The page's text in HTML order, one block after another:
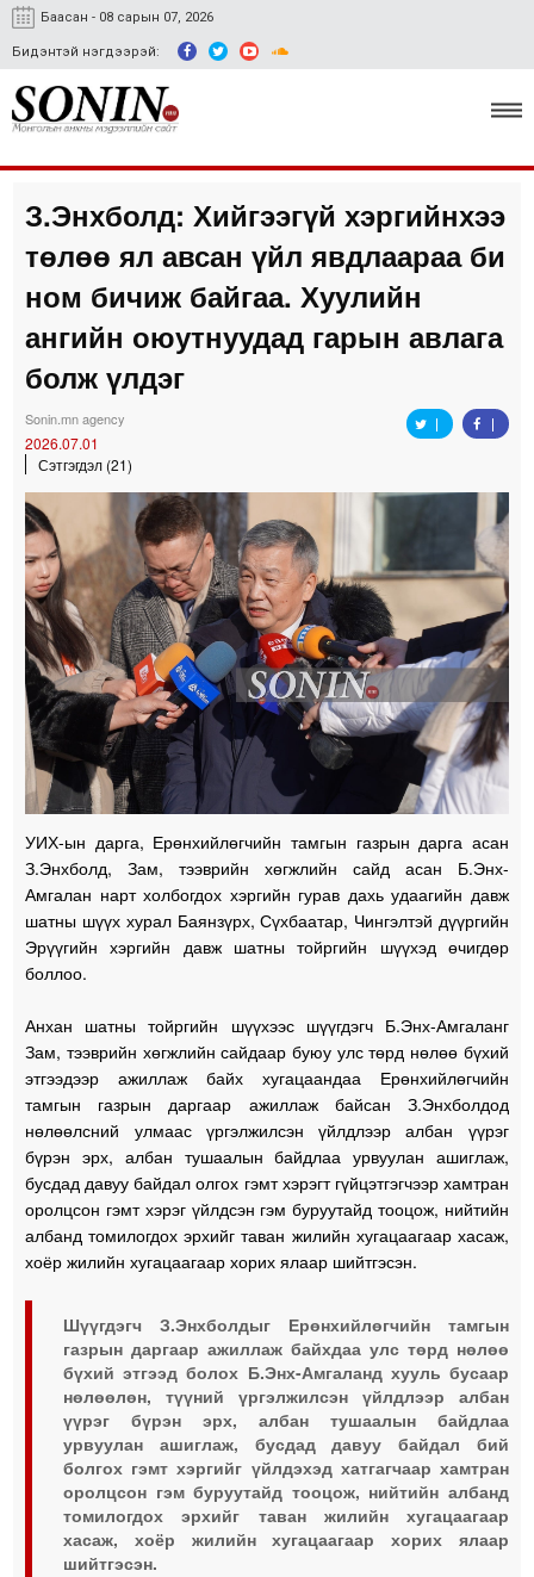
Баасан - 08 сарын 07, 2026
Бидэнтэй нэгдээрэй:
Улс төр, эдийн засаг
Гэмт хэрэг
З.Энхболд: Хийгээгүй хэргийнхээ
төлөө ял авсан үйл явдлаараа би
ном бичиж байгаа. Хуулийн
ангийн оюутнуудад гарын авлага
болж үлдэг
Sonin.mn agency
2026.07.01
Сэтгэгдэл (21)
УИХ-ын дарга, Ерөнхийлөгчийн тамгын газрын дарга асан
З.Энхболд, Зам, тээврийн хөгжлийн сайд асан Б.Энх-
Амгалан нарт холбогдох хэргийн гурав дахь удаагийн давж
шатны шүүх хурал Баянзүрх, Сүхбаатар, Чингэлтэй дүүргийн
Эрүүгийн хэргийн давж шатны тойргийн шүүхэд өчигдөр
боллоо.
Анхан шатны тойргийн шүүхээс шүүгдэгч Б.Энх-Амгаланг
Зам, тээврийн хөгжлийн сайдаар буюу улс төрд нөлөө бүхий
этгээдээр ажиллаж байх хугацаандаа Ерөнхийлөгчийн
тамгын газрын даргаар ажиллаж байсан З.Энхболдод
нөлөөлсний улмаас үргэлжилсэн үйлдлээр албан үүрэг
бүрэн эрх, албан тушаалын байдлаа урвуулан ашиглаж,
бусдад давуу байдал олгох гэмт хэрэгт гүйцэтгэгчээр хамтран
оролцсон гэмт хэрэг үйлдсэн гэм буруутайд тооцож, нийтийн
албанд томилогдох эрхийг таван жилийн хугацаагаар хасаж,
хоёр жилийн хугацаагаар хорих ялаар шийтгэсэн.
Шүүгдэгч З.Энхболдыг Ерөнхийлөгчийн тамгын
газрын даргаар ажиллаж байхдаа улс төрд нөлөө
бүхий этгээд болох Б.Энх-Амгаланд хууль бусаар
нөлөөлөн, түүний үргэлжилсэн үйлдлээр албан
үүрэг бүрэн эрх, албан тушаалын байдлаа
урвуулан ашиглаж, бусдад давуу байдал бий
болгох гэмт хэргийг үйлдэхэд хатгагчаар хамтран
оролцсон гэм буруутайд тооцож, нийтийн албанд
томилогдох эрхийг таван жилийн хугацаагаар
хасаж, хоёр жилийн хугацаагаар хорих ялаар
шийтгэсэн.